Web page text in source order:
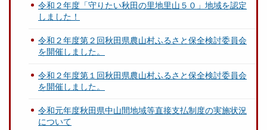
令和２年度「守りたい秋田の里地里山５０」地域を認定
しました！
令和２年度第２回秋田県農山村ふるさと保全検討委員会
を開催しました。
令和２年度第１回秋田県農山村ふるさと保全検討委員会
を開催しました。
令和元年度秋田県中山間地域等直接支払制度の実施状況
について